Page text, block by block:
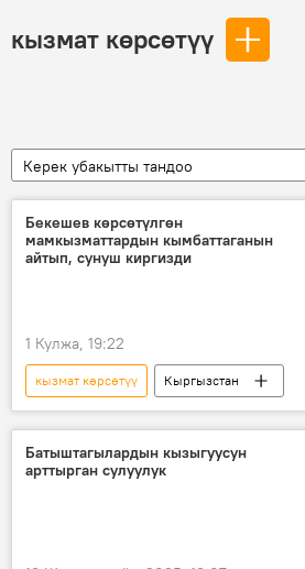
кызмат көрсөтүү
Керек убакытты тандоо
Бекешев көрсөтүлгөн
мамкызматтардын кымбаттаганын
айтып, сунуш киргизди
1 Кулжа, 19:22
кызмат көрсөтүү
Кыргызстан
Дастан Бекешов
баа
Калкты тейлөө борбору
маалымкат
Батыштагылардын кызыгуусун
арттырган сулуулук